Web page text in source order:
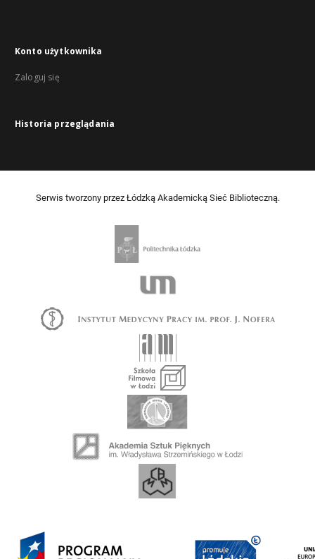
Konto użytkownika
Zaloguj się
Historia przeglądania
Serwis tworzony przez Łódzką Akademicką Sieć Biblioteczną.